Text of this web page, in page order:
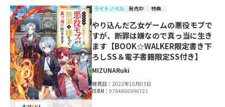
ライトノベル 発売中 特典
やり込んだ乙女ゲームの悪役モブで
すが、断罪は嫌なので真っ当に生き
ます【BOOK☆WALKER限定書き下
ろしSS＆電子書籍限定SS付き】
MIZUNARuki
発売日：2022年10月03日
ISBN：9784866996721